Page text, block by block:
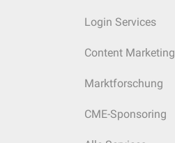
Login Services
Content Marketing
Marktforschung
CME-Sponsoring